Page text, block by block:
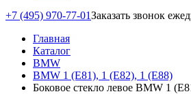
+7 (495) 970-77-01Заказать звонок
Главная
Каталог
BMW
BMW 1 (E81), 1 (E82), 1 (E88)
Боковое стекло левое BMW 1